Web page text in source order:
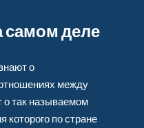
самом деле
о
между
о так называемом
которого по стране